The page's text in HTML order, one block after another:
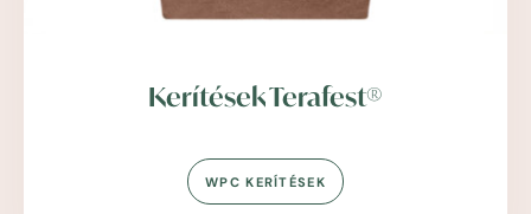
Kerítések Terafest®
WPC KERÍTÉSEK